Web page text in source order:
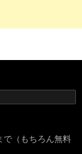
で（もちろん無料